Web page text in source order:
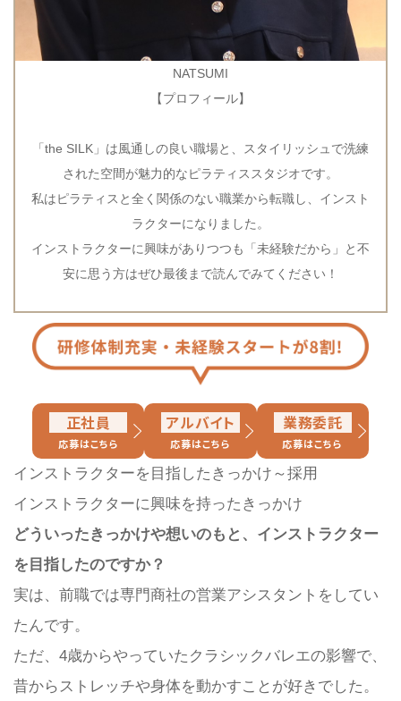
NATSUMI
【プロフィール】
「the SILK」は風通しの良い職場と、スタイリッシュで洗練
された空間が魅力的なピラティススタジオです。
私はピラティスと全く関係のない職業から転職し、インスト
ラクターになりました。
インストラクターに興味がありつつも「未経験だから」と不
安に思う方はぜひ最後まで読んでみてください！
正社員
応募はこちら
アルバイト
応募はこちら
業務委託
応募はこちら
インストラクターを目指したきっかけ～採用
インストラクターに興味を持ったきっかけ
どういったきっかけや想いのもと、インストラクター
を目指したのですか？
実は、前職では専門商社の営業アシスタントをしてい
たんです。
ただ、4歳からやっていたクラシックバレエの影響で、
昔からストレッチや身体を動かすことが好きでした。